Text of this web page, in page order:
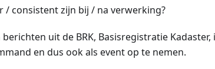
/ consistent zijn bij / na verwerking?
uit de BRK, Basisregistratie
en dus ook als event op te nemen.